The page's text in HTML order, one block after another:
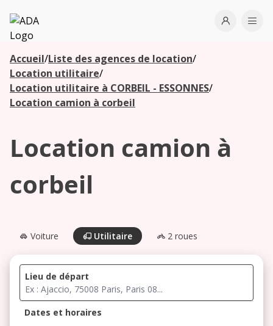
ADA
Open
Accueil/Liste des agences de location/
Location utilitaire/
Location utilitaire à CORBEIL - ESSONNES/
Location camion à corbeil
Location camion à
corbeil
Voiture Utilitaire 2 roues
Lieu de départ
Dates et horaires
Les
agences à
proximité
Commencez
votre
recherche
pour voir les